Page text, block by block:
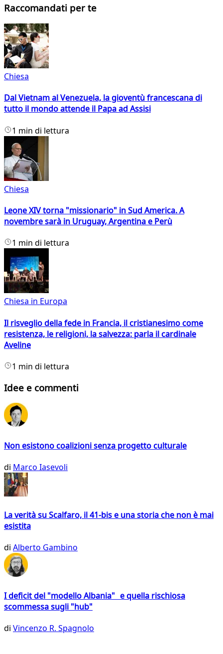
Raccomandati per te
Chiesa
Dal Vietnam al Venezuela, la gioventù francescana di
tutto il mondo attende il Papa ad Assisi
1 min di lettura
Chiesa
Leone XIV torna "missionario" in Sud America. A
novembre sarà in Uruguay, Argentina e Perù
1 min di lettura
Chiesa in Europa
Il risveglio della fede in Francia, il cristianesimo come
resistenza, le religioni, la salvezza: parla il cardinale
Aveline
1 min di lettura
Idee e commenti
Non esistono coalizioni senza progetto culturale
di Marco Iasevoli
La verità su Scalfaro, il 41-bis e una storia che non è mai
esistita
di Alberto Gambino
I deficit del "modello Albania" e quella rischiosa
scommessa sugli "hub"
di Vincenzo R. Spagnolo